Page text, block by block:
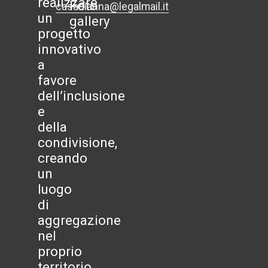
un
progetto
innovativo
a
favore
dell’inclusione
e
della
condivisione,
creando
un
luogo
di
aggregazione
nel
proprio
casadianna@legalmail.it
Foto
gallery